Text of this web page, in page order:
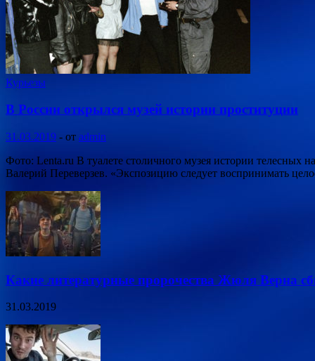
Курьезы
В России открылся музей истории проституции
31.03.2019 - от admin
Фото: Lenta.ru В туалете столичного музея истории
Валерий Переверзев. «Экспозицию следует воспринимать
Какие литературные пророчества Жюля Верна
31.03.2019